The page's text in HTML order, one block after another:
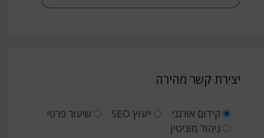
יצירת קשר מהירה
קידום אורגני ייעוץ SEO
שיעור פרטי
ניהול מוניטין